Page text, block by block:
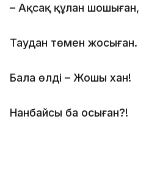
– Ақсақ құлан шошыған,
Таудан төмен жосыған.
Балаң өлді – Жошы хан!
Нанбайсың ба осыған?!